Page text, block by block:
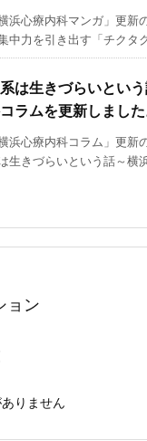
横浜心療内科マンガ」更新
中力を引き出す「チクタ
は生きづらいとい
ラムを更新しました
横浜心療内科コラム」更新
生きづらいという話～横
ョン
りません